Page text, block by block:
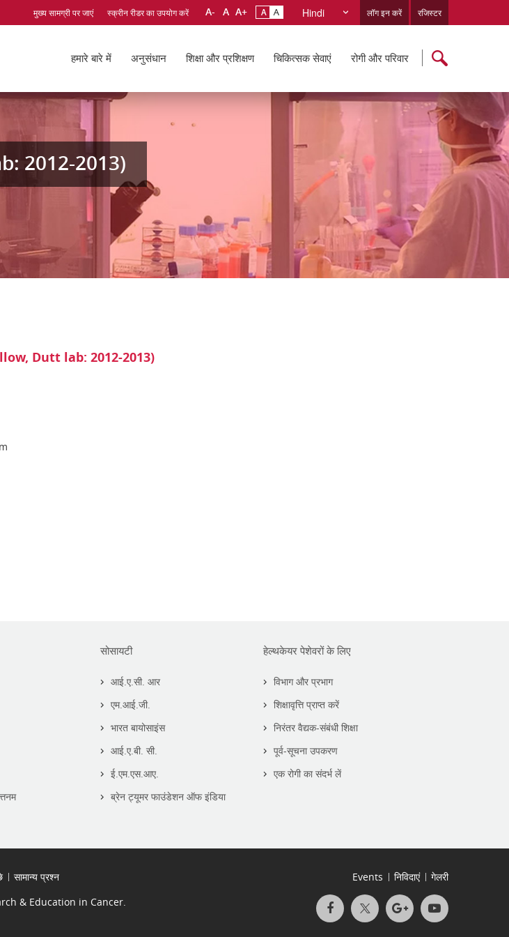
मुख्य सामग्री पर जाएं स्क्रीन रीडर का उपयोग करें Hindi लॉग इन करें रजिस्टर
हमारे बारे में अनुसंधान शिक्षा और प्रशिक्षण चिकित्सक सेवाएं रोगी और परिवार
2012-2013)
Dutt lab: 2012-2013)
सोसायटी
आई.ए.सी. आर
एम.आई.जी.
भारत बायोसाइंस
आई.ए.बी. सी.
ई.एम.एस.आए.
ब्रेन ट्यूमर फाउंडेशन ऑफ इंडिया
हेल्थकेयर पेशेवरों के लिए
विभाग और प्रभाग
शिक्षावृत्ति प्राप्त करें
निरंतर वैद्यक-संबंधी शिक्षा
पूर्व-सूचना उपकरण
एक रोगी का संदर्भ लें
सामान्य प्रश्न Events निविदाएं
गेलरी
& Education in Cancer.